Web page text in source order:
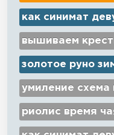
как синимат
вышиваем
золотое руно
умиление схема
риолис время